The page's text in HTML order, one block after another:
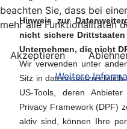
Hinweis zur
nicht sichere
Unternehmen, die nicht
Wir verwenden unter
Sitz in
US-Tools, deren
Privacy Framework (DPF)
aktiv sind, können Ihre
beachten Sie, dass bei
mehr alle Funktionalitäten
Akzeptieren
Weitere